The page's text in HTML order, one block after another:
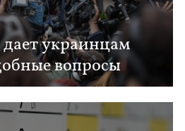
дает украинцам
вопросы